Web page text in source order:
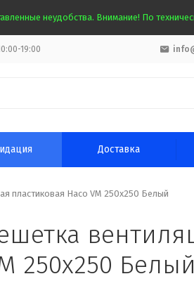
неудобства. Внимание! По
19:00
Доставка
пластиковая Haco VM 250x250 Белый
250x250 Белый